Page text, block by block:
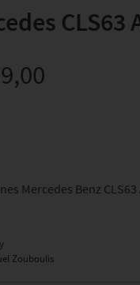
CLS63
Mercedes Benz
Zouboulis